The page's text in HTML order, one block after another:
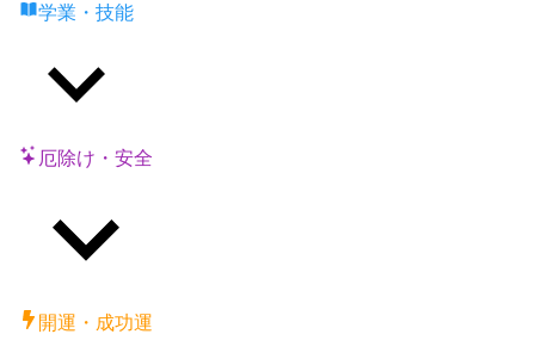
学業・技能
厄除け・安全
開運・成功運